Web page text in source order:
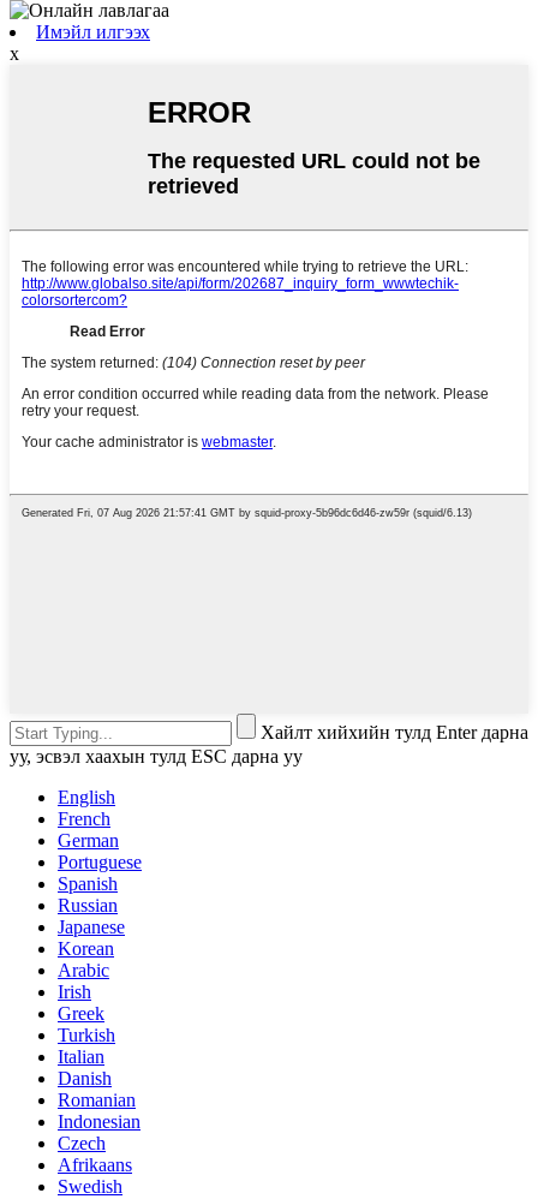
Имэйл илгээх
x
Хайлт хийхийн тулд Enter дарна
уу, эсвэл хаахын тулд ESC дарна уу
English
French
German
Portuguese
Spanish
Russian
Japanese
Korean
Arabic
Irish
Greek
Turkish
Italian
Danish
Romanian
Indonesian
Czech
Afrikaans
Swedish